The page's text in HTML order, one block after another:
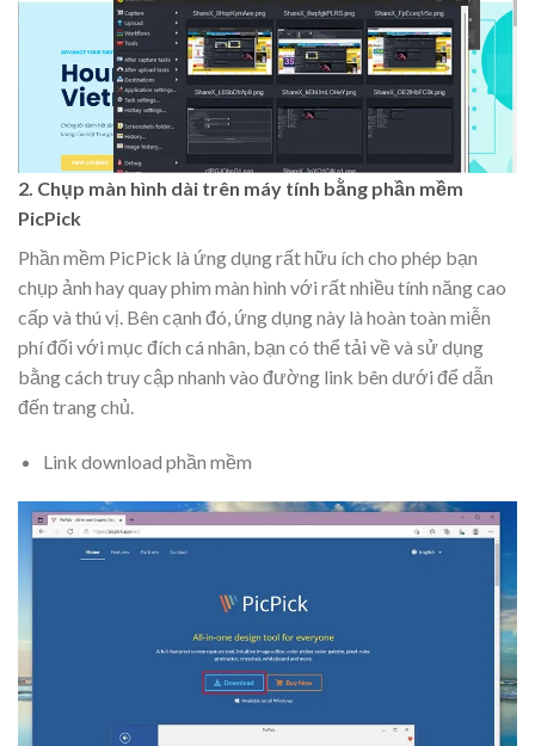
2. Chụp màn hình dài trên máy tính bằng phần mềm
PicPick
Phần mềm PicPick là ứng dụng rất hữu ích cho phép bạn
chụp ảnh hay quay phim màn hình với rất nhiều tính năng cao
cấp và thú vị. Bên cạnh đó, ứng dụng này là hoàn toàn miễn
phí đối với mục đích cá nhân, bạn có thể tải về và sử dụng
bằng cách truy cập nhanh vào đường link bên dưới để dẫn
đến trang chủ.
Link download phần mềm